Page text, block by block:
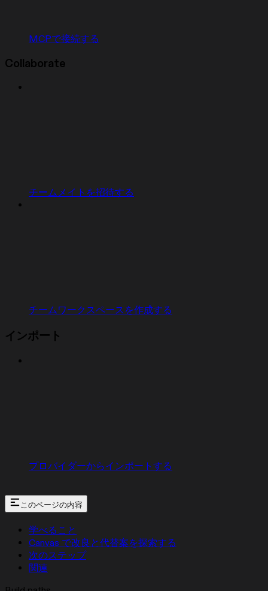
MCPで接続する
Collaborate
チームメイトを招待する
チームワークスペースを作成する
インポート
プロバイダーからインポートする
このページの内容
学べること
Canvas で改良と代替案を探索する
次のステップ
関連